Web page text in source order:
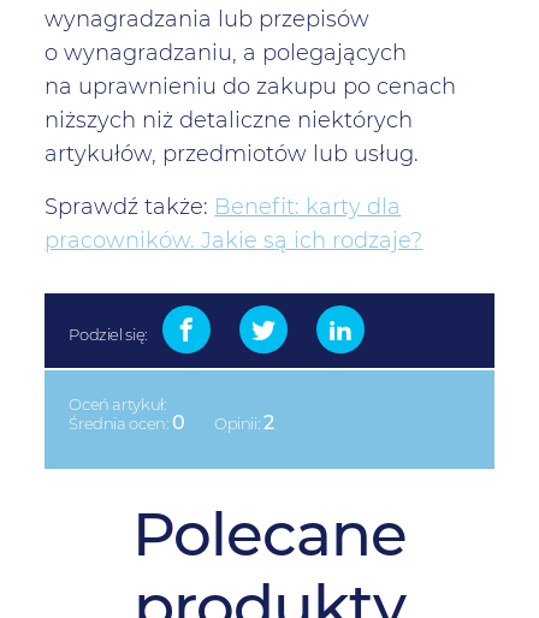
wynagradzania lub przepisów
o wynagradzaniu, a polegających
na uprawnieniu do zakupu po cenach
niższych niż detaliczne niektórych
artykułów, przedmiotów lub usług.
Sprawdź także: Benefit: karty dla
pracowników. Jakie są ich rodzaje?
Podziel się:
Oceń artykuł:
Średnia ocen:0 Opinii:2
Polecane